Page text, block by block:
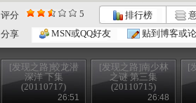
评分 5 排行榜
分享
MSN或QQ好友 贴到博客或
[发现之路]蛟龙潜
深洋 下集
(20110717)
26:51
[发现之路]南少林
之谜 第三集
(20110715)
26:48
[